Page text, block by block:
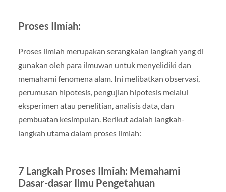
Proses Ilmiah:
Proses ilmiah merupakan serangkaian langkah yang di
gunakan oleh para ilmuwan untuk menyelidiki dan
memahami fenomena alam. Ini melibatkan observasi,
perumusan hipotesis, pengujian hipotesis melalui
eksperimen atau penelitian, analisis data, dan
pembuatan kesimpulan. Berikut adalah langkah-
langkah utama dalam proses ilmiah:
7 Langkah Proses Ilmiah: Memahami
Dasar-dasar Ilmu Pengetahuan